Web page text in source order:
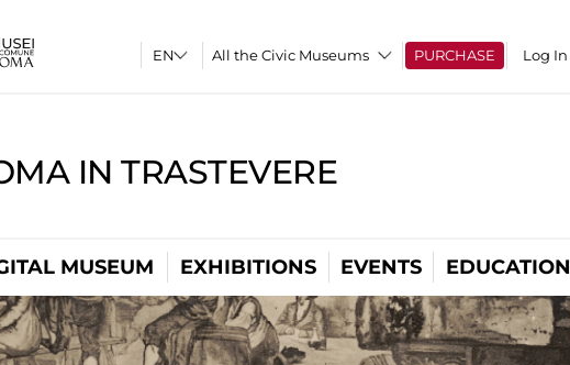
All the Civic Museums PURCHASE Log In
IN TRASTEVERE
MUSEUM EXHIBITIONS EVENTS EDUCATION